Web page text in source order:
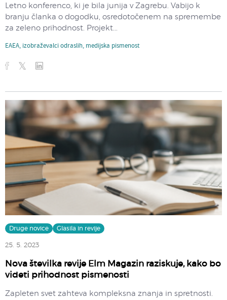
Letno konferenco, ki je bila junija v Zagrebu. Vabijo k
branju članka o dogodku, osredotočenem na spremembe
za zeleno prihodnost. Projekt...
EAEA, izobraževalci odraslih, medijska pismenost
Druge novice Glasila in revije
25. 5. 2023
Nova številka revije Elm Magazin raziskuje, kako bo
videti prihodnost pismenosti
Zapleten svet zahteva kompleksna znanja in spretnosti.